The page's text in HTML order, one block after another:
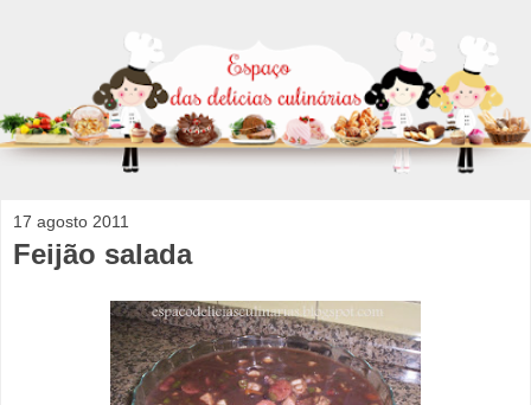
17 agosto 2011
Feijão salada